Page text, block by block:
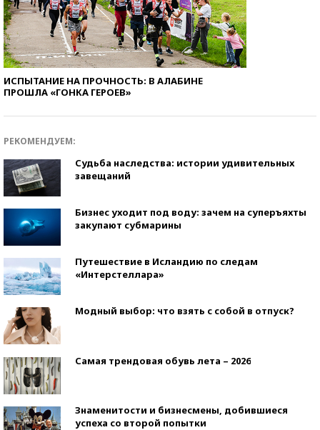
ИСПЫТАНИЕ НА ПРОЧНОСТЬ: В АЛАБИНЕ
ПРОШЛА «ГОНКА ГЕРОЕВ»
РЕКОМЕНДУЕМ:
Судьба наследства: истории удивительных
завещаний
Бизнес уходит под воду: зачем на суперъяхты
закупают субмарины
Путешествие в Исландию по следам
«Интерстеллара»
Модный выбор: что взять с собой в отпуск?
Самая трендовая обувь лета – 2026
Знаменитости и бизнесмены, добившиеся
успеха со второй попытки